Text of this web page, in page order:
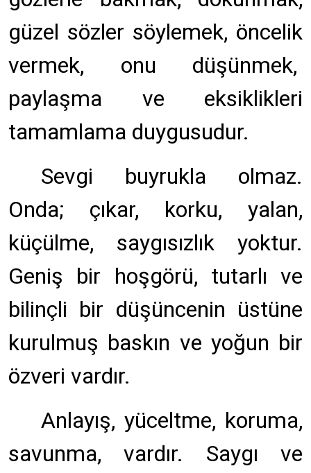
güzel sözler söylemek, öncelik
vermek, onu düşünmek,
paylaşma ve eksiklikleri
tamamlama duygusudur.
Sevgi buyrukla olmaz.
Onda; çıkar, korku, yalan,
küçülme, saygısızlık yoktur.
Geniş bir hoşgörü, tutarlı ve
bilinçli bir düşüncenin üstüne
kurulmuş baskın ve yoğun bir
özveri vardır.
Anlayış, yüceltme, koruma,
savunma, vardır. Saygı ve